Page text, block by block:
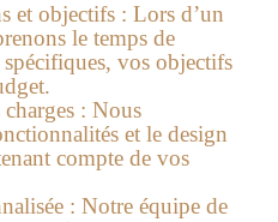
et objectifs : Lors d’un
le temps de
vos objectifs
: Nous
et le design
compte de vos
: Notre équipe de